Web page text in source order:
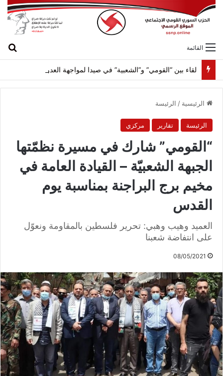
القائمة
الرئيسية / الرئيسة
الرئيسة تقارير مركزي
“القومي” شارك في مسيرة نظمّتها
الجبهة الشعبيّة – القيادة العامة في
مخيم برج البراجنة بمناسبة يوم
القدس
العميد وهيب وهبي: تحرير فلسطين بالمقاومة ونعوّل
على انتفاضة شعبنا
08/05/2021